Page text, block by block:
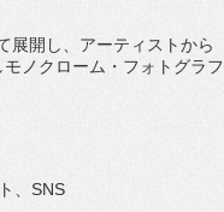
展開し、アーティストから
ノクローム・ フォトグラフ
、SNS